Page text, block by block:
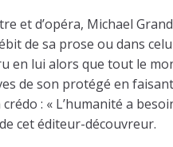
et d’opéra, Michael
de sa prose ou dans
en lui alors que tout le
de son protégé en
: « L’humanité a
cet éditeur-découvreur.